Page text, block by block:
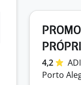
4,2
Porto